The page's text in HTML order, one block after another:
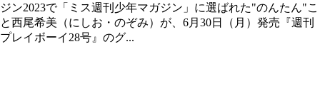
ジン2023で「ミス週刊少年マガジン」に選ばれた"のんたん"こ
と西尾希美（にしお・のぞみ）が、6月30日（月）発売『週刊
プレイボーイ28号』のグ...